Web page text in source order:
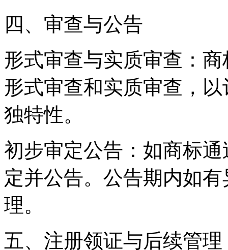
四、审查与公告
形式审查与实质审查：
形式审查和实质审查，
独特性。
初步审定公告：如商标
定并公告。公告期内如
理。
五、注册领证与后续管理